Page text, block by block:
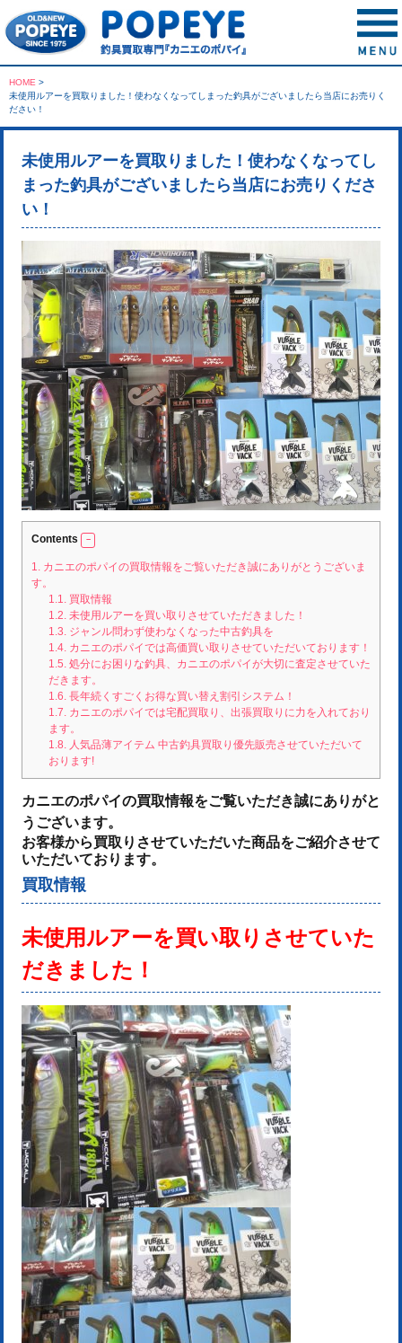
HOME >
未使用ルアーを買取りました！使わなくなってしまった釣具がございましたら当店にお売りく
ださい！
未使用ルアーを買取りました！使わなくなってし
まった釣具がございましたら当店にお売りくださ
い！
Contents
1. カニエのポパイの買取情報をご覧いただき誠にありがとうございま
す。
1.1.買取情報
1.2.未使用ルアーを買い取りさせていただきました！
1.3.ジャンル問わず使わなくなった中古釣具を
1.4.カニエのポパイでは高価買い取りさせていただいております！
1.5.処分にお困りな釣具、カニエのポパイが大切に査定させていた
だきます。
1.6.長年続くすごくお得な買い替え割引システム！
1.7.カニエのポパイでは宅配買取り、出張買取りに力を入れており
ます。
1.8.人気品薄アイテム 中古釣具買取り優先販売させていただいて
おります!
カニエのポパイの買取情報をご覧いただき誠にありがと
うございます。
お客様から買取りさせていただいた商品をご紹介させて
いただいております。
買取情報
未使用ルアーを買い取りさせていた
だきました！